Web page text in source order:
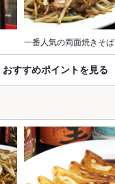
一番人気の両面焼きそば
おすすめポイントを見る